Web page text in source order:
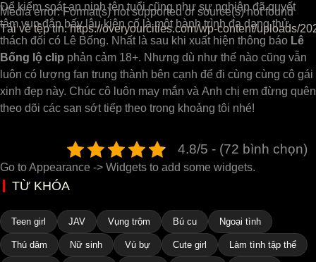
Media error: Format(s) not supported or source(s) not found
Tải về tệp tin: https://overyourcities.com/wp-content/uploads/
00:00
Để kiểm soát an ninh tên tuổi cũng như sự nghiệp đã quyết
tâm vun đắp bấy lâu kiên cố là một hành trình đa dạng thử
thách đối có Lê Bống. Nhất là sau khi xuất hiện thông báo Lê
Bống lộ clip phản cảm 18+. Nhưng dù như thế nào cũng vẫn
luôn có lượng fan trung thành bên cạnh để đi cùng cùng cô gái
xinh đẹp này. Chúc cô luôn may mắn và Anh chị em đừng quên
theo dõi các san sớt tiếp theo trong khoảng tôi nhé!
4.8/5 - (72 bình chọn)
Go to Appearance -> Widgets to add some widgets.
TỪ KHÓA
Teen girl JAV Vụng trộm Bú cu Ngoại tình
Thủ dâm Nữ sinh Vú bự Cute girl Làm tình tập thể